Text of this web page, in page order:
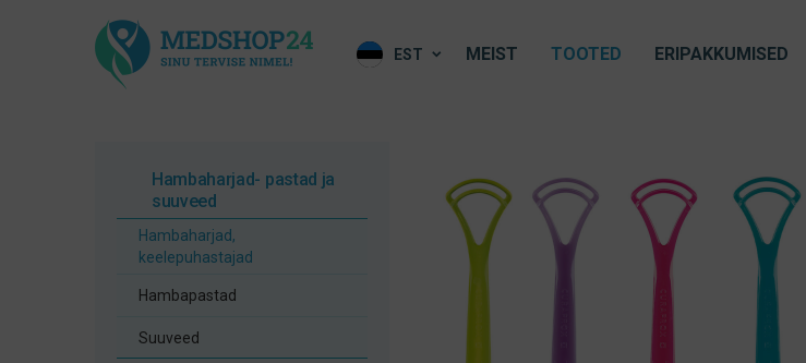
MEIST TOOTED ERIPAKKUMISED
EST
Hambaharjad- pastad ja
suuveed
Hambaharjad,
keelepuhastajad
Hambapastad
Suuveed